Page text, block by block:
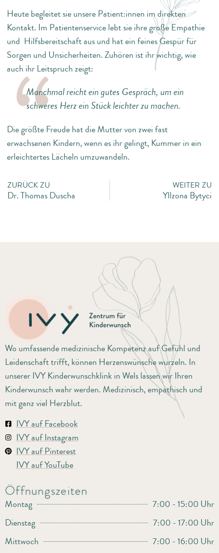
Heute begleitet sie unsere Patient:innen im direkten
Kontakt. Im Patientenservice lebt sie ihre große Empathie
und Hilfsbereitschaft aus und hat ein feines Gespür für
Sorgen und Unsicherheiten. Zuhören ist ihr wichtig, wie
auch ihr Leitspruch zeigt:
Manchmal reicht ein gutes Gespräch, um ein
schweres Herz ein Stück leichter zu machen.
Die größte Freude hat die Mutter von zwei fast
erwachsenen Kindern, wenn es ihr gelingt, Kummer in ein
erleichtertes Lächeln umzuwandeln.
ZURÜCK ZU
Dr. Thomas Duscha
WEITER ZU
Yllzona Bytyci
Wo umfassende medizinische Kompetenz auf Gefühl und
Leidenschaft trifft, können Herzenswünsche wurzeln. In
unserer IVY Kinderwunschklink in Wels lassen wir Ihren
Kinderwunsch wahr werden. Medizinisch, empathisch und
mit ganz viel Herzblut.
IVY auf Facebook
IVY auf Instagram
IVY auf Pinterest
IVY auf YouTube
Öffnungszeiten
Montag
7:00 - 15:00 Uhr
Dienstag
7:00 - 17:00 Uhr
Mittwoch
7:00 - 16:00 Uhr